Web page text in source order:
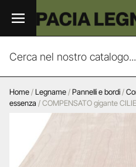
Home/Legname/Pannelli e bordi/
essenza / COMPENSATO gigante